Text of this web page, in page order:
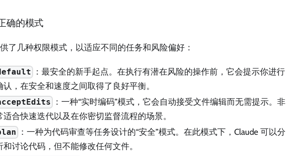
确的模式
了几种权限模式，以适应不同的任务和风险偏好：
：最安全的新手起点。在执行有潜在风险的操作前，它会提示你进行
认，在安全和速度之间取得了良好平衡。
：一种“实时编码”模式，它会自动接受文件编辑而无需提示。非
适合快速迭代以及在你密切监督流程的场景。
：一种为代码审查等任务设计的“安全”模式。在此模式下，Claude 可以分
和讨论代码，但不能修改任何文件。